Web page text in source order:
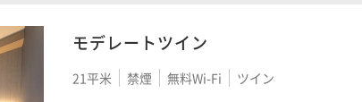
モデレートツイン
21平米 禁煙 無料Wi-Fi ツイン